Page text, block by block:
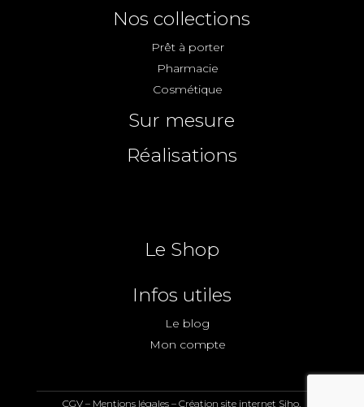
Nos collections
Prêt à porter
Pharmacie
Cosmétique
Sur mesure
Réalisations
Le Shop
Infos utiles
Le blog
Mon compte
CGV – Mentions légales –Création site internet Siho.